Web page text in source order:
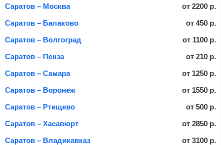
Саратов – Москва от 2200 р.
Саратов – Балаково
от 450 р.
Саратов – Волгоград
от 1100 р.
Саратов – Пенза
от 210 р.
Саратов – Самара
от 1250 р.
Саратов – Воронеж
от 1550 р.
Саратов – Ртищево
от 500 р.
Саратов – Хасавюрт
от 2850 р.
Саратов – Владикавказ
от 3100 р.